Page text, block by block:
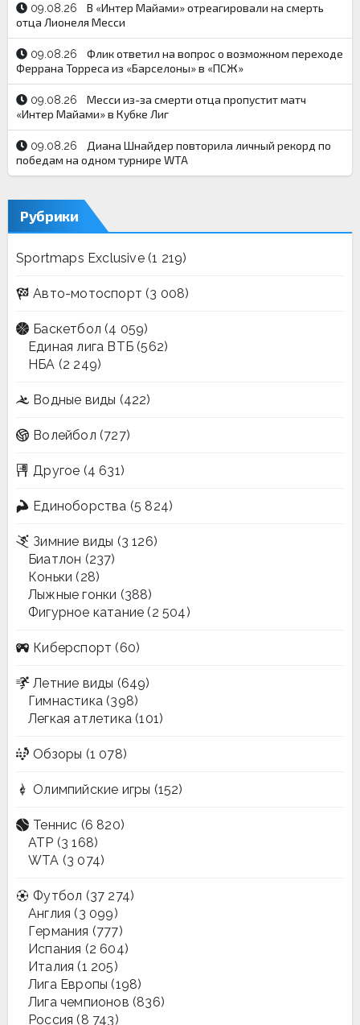
09.08.26
В «Интер Майами» отреагировали на смерть
отца Лионеля Месси
09.08.26
Флик ответил на вопрос о возможном переходе
Феррана Торреса из «Барселоны» в «ПСЖ»
09.08.26
Месси из-за смерти отца пропустит матч
«Интер Майами» в Кубке Лиг
09.08.26
Диана Шнайдер повторила личный рекорд по
победам на одном турнире WTA
Рубрики
Sportmaps Exclusive(1 219)
Авто-мотоспорт (3 008)
Баскетбол (4 059)
Единая лига ВТБ (562)
НБА (2 249)
Водные виды (422)
Волейбол (727)
Другое (4 631)
Единоборства (5 824)
Зимние виды (3 126)
Биатлон (237)
Коньки (28)
Лыжные гонки (388)
Фигурное катание (2 504)
Киберспорт (60)
Летние виды (649)
Гимнастика (398)
Легкая атлетика (101)
Обзоры (1 078)
Олимпийские игры (152)
Теннис (6 820)
ATP (3 168)
WTA (3 074)
Футбол (37 274)
Англия (3 099)
Германия (777)
Испания (2 604)
Италия (1 205)
Лига Европы (198)
Лига чемпионов (836)
Россия (8 743)